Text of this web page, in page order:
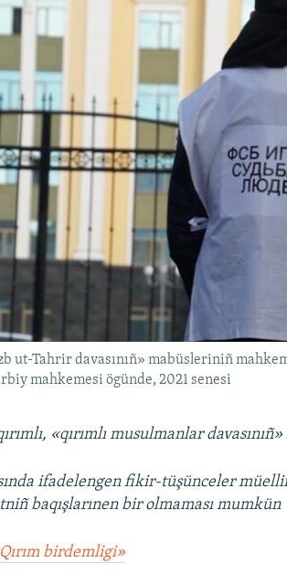
ut-Tahrir davasınıñ» mabüsleriniñ
mahkemesi ögünde, 2021 senesi
«qırımlı musulmanlar
ifadelengen fikir-tüşünceler
baqışlarınen bir olmaması mumkün
birdemligi»